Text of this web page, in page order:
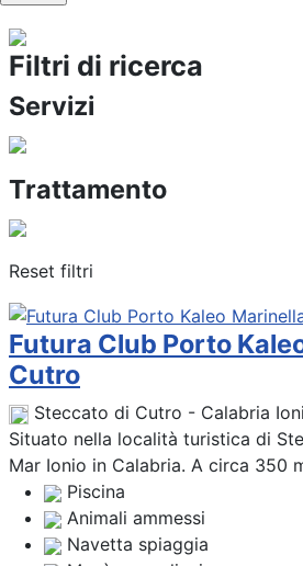
Filtri di ricerca
Servizi
Trattamento
Reset filtri
Futura Club Porto
Cutro
Steccato di Cutro - Calabria
Situato nella località turistica di
Mar Ionio in Calabria. A circa 350
Piscina
Animali ammessi
Navetta spiaggia